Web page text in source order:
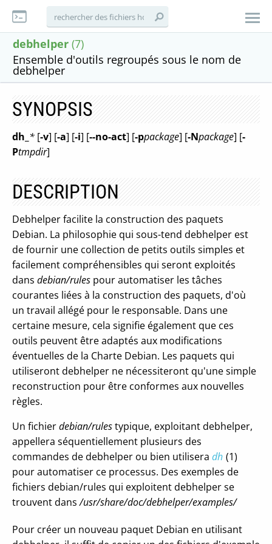
debhelper (7)
Ensemble d'outils regroupés sous le nom de
debhelper
SYNOPSIS
dh_ * [-v] [-a] [-i] [--no-act] [-ppackage] [-Npackage] [-
Ptmpdir]
DESCRIPTION
Debhelper facilite la construction des paquets
Debian. La philosophie qui sous-tend debhelper est
de fournir une collection de petits outils simples et
facilement compréhensibles qui seront exploités
dans debian/rules pour automatiser les tâches
courantes liées à la construction des paquets, d'où
un travail allégé pour le responsable. Dans une
certaine mesure, cela signifie également que ces
outils peuvent être adaptés aux modifications
éventuelles de la Charte Debian. Les paquets qui
utiliseront debhelper ne nécessiteront qu'une simple
reconstruction pour être conformes aux nouvelles
règles.
Un fichierdebian/rulestypique, exploitant debhelper,
appellera séquentiellement plusieurs des
commandes de debhelper ou bien utilisera dh (1)
pour automatiser ce processus. Des exemples de
fichiers debian/rules qui exploitent debhelper se
trouvent dans/usr/share/doc/debhelper/examples/
Pour créer un nouveau paquet Debian en utilisant